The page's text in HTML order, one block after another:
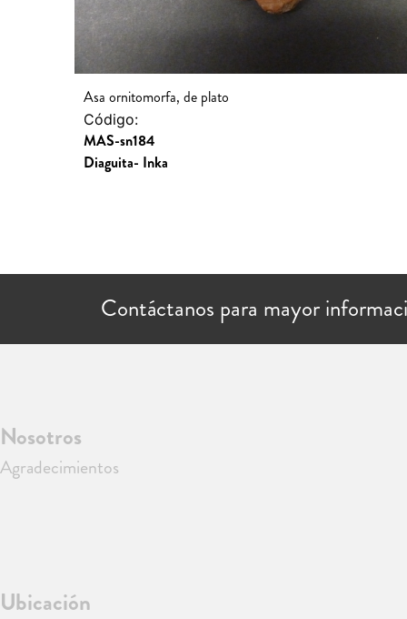
Asa ornitomorfa, de plato
Código:
MAS-sn184
Diaguita- Inka
Contáctanos para mayor
Nosotros
Agradecimientos
Ubicación